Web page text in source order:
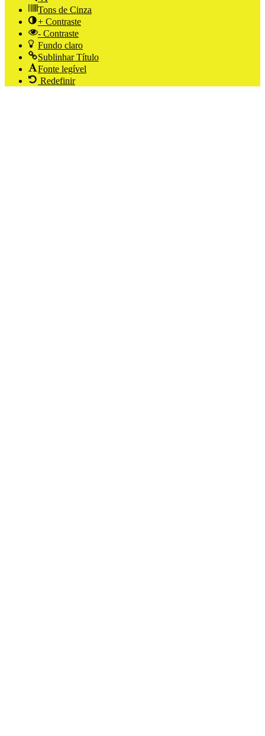
Tons de Cinza
+ Contraste
- Contraste
Fundo claro
Sublinhar Título
Fonte legível
Redefinir